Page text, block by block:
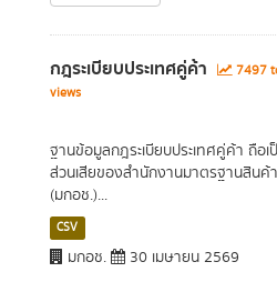
กฎระเบียบประเทศคู่ค้า 7497
views
ฐานข้อมูลกฎระเบียบประเทศคู่ค้า ถือ
ส่วนเสียของสำนักงานมาตรฐานสินค้
(มกอช.)...
CSV
มกอช. 30 เมษายน 2569